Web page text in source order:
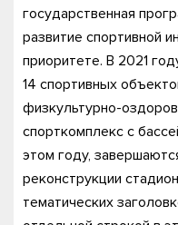
государственная
развитие спортивной
приоритете. В 2021
14 спортивных
физкультурно-
спорткомплекс с
этом году,
реконструкции
тематических